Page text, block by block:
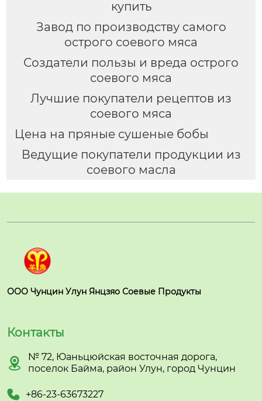
купить
Завод по производству самого
острого соевого мяса
Создатели пользы и вреда острого
соевого мяса
Лучшие покупатели рецептов из
соевого мяса
Цена на пряные сушеные бобы
Ведущие покупатели продукции из
соевого масла
ООО Чунцин Улун Янцзяо Соевые Продукты
Контакты

№ 72, Юаньцюйская восточная дорога,
поселок Байма, район Улун, город Чунцин
 +86-23-63673227